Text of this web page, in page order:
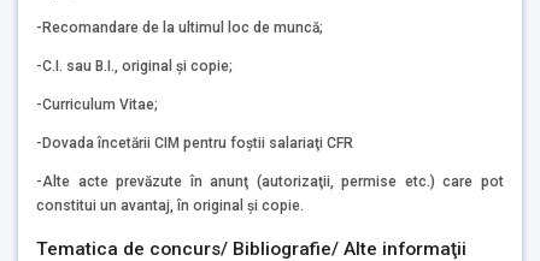
-Recomandare de la ultimul loc de muncă;
-C.I. sau B.I., original şi copie;
-Curriculum Vitae;
-Dovada încetării CIM pentru foştii salariaţi CFR
-Alte acte prevăzute în anunţ (autorizaţii, permise etc.) care pot
constitui un avantaj, în original şi copie.
Tematica de concurs/ Bibliografie/ Alte informaţii